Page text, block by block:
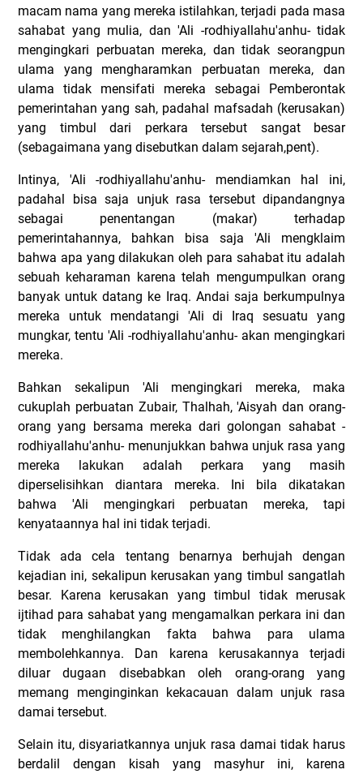
macam nama yang mereka istilahkan, terjadi pada masa
sahabat yang mulia, dan 'Ali -rodhiyallahu'anhu- tidak
mengingkari perbuatan mereka, dan tidak seorangpun
ulama yang mengharamkan perbuatan mereka, dan
ulama tidak mensifati mereka sebagai Pemberontak
pemerintahan yang sah, padahal mafsadah (kerusakan)
yang timbul dari perkara tersebut sangat besar
(sebagaimana yang disebutkan dalam sejarah,pent).
Intinya, 'Ali -rodhiyallahu'anhu- mendiamkan hal ini,
padahal bisa saja unjuk rasa tersebut dipandangnya
sebagai penentangan (makar) terhadap
pemerintahannya, bahkan bisa saja 'Ali mengklaim
bahwa apa yang dilakukan oleh para sahabat itu adalah
sebuah keharaman karena telah mengumpulkan orang
banyak untuk datang ke Iraq. Andai saja berkumpulnya
mereka untuk mendatangi 'Ali di Iraq sesuatu yang
mungkar, tentu 'Ali -rodhiyallahu'anhu- akan mengingkari
mereka.
Bahkan sekalipun 'Ali mengingkari mereka, maka
cukuplah perbuatan Zubair, Thalhah, 'Aisyah dan orang-
orang yang bersama mereka dari golongan sahabat -
rodhiyallahu'anhu- menunjukkan bahwa unjuk rasa yang
mereka lakukan adalah perkara yang masih
diperselisihkan diantara mereka. Ini bila dikatakan
bahwa 'Ali mengingkari perbuatan mereka, tapi
kenyataannya hal ini tidak terjadi.
Tidak ada cela tentang benarnya berhujah dengan
kejadian ini, sekalipun kerusakan yang timbul sangatlah
besar. Karena kerusakan yang timbul tidak merusak
ijtihad para sahabat yang mengamalkan perkara ini dan
tidak menghilangkan fakta bahwa para ulama
membolehkannya. Dan karena kerusakannya terjadi
diluar dugaan disebabkan oleh orang-orang yang
memang menginginkan kekacauan dalam unjuk rasa
damai tersebut.
Selain itu, disyariatkannya unjuk rasa damai tidak harus
berdalil dengan kisah yang masyhur ini, karena